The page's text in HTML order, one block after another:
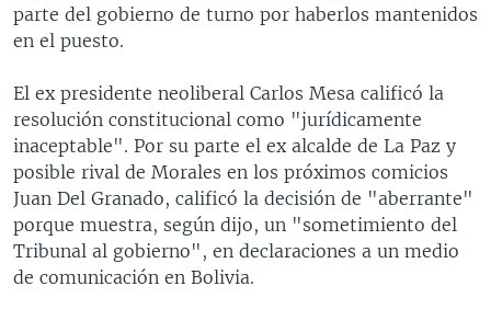
parte del gobierno de turno por haberlos mantenidos
en el puesto.
El ex presidente neoliberal Carlos Mesa calificó la
resolución constitucional como "jurídicamente
inaceptable". Por su parte el ex alcalde de La Paz y
posible rival de Morales en los próximos comicios
Juan Del Granado, calificó la decisión de "aberrante"
porque muestra, según dijo, un "sometimiento del
Tribunal al gobierno", en declaraciones a un medio
de comunicación en Bolivia.